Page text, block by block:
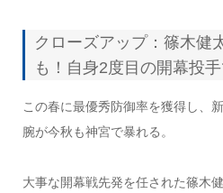
クローズアップ：篠木健
も！自身2度目の開幕投手
この春に最優秀防御率を獲得し、
腕が今秋も神宮で暴れる。
大事な開幕戦先発を任された篠木